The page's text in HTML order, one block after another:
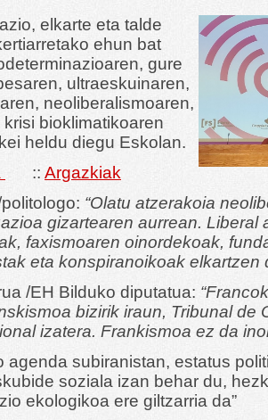
elkarte eta talde
ehun bat
gure
ultraeskuinaren,
neoliberalismoaren,
bioklimatikoaren
heldu diegu Eskolan.
:: Argazkiak
“Olatu atzerakoia
gizartearen aurrean. Liberal
faxismoaren oinordekoak,
eta konspiranoikoak elkartzen
/EH Bilduko diputatua:
bizirik iraun, Tribunal de
izatera. Frankismoa ez da
agenda subiranistan, estatus
soziala izan behar du,
ekologikoa ere giltzarria da”